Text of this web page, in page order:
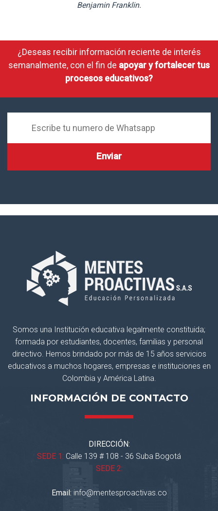
Benjamin Franklin.
¿Deseas recibir información reciente de interés
semanalmente, con el fin de apoyar y fortalecer tus
procesos educativos?
Somos una Institución educativa legalmente constituida;
formada por estudiantes, docentes, familias y personal
directivo. Hemos brindado por más de 15 años servicios
educativos a muchos hogares, empresas e instituciones en
Colombia y América Latina.
INFORMACIÓN DE CONTACTO
DIRECCIÓN:
SEDE 1: Calle 139 # 108 - 36 Suba Bogotá
SEDE 2:
Email: info@mentesproactivas.co